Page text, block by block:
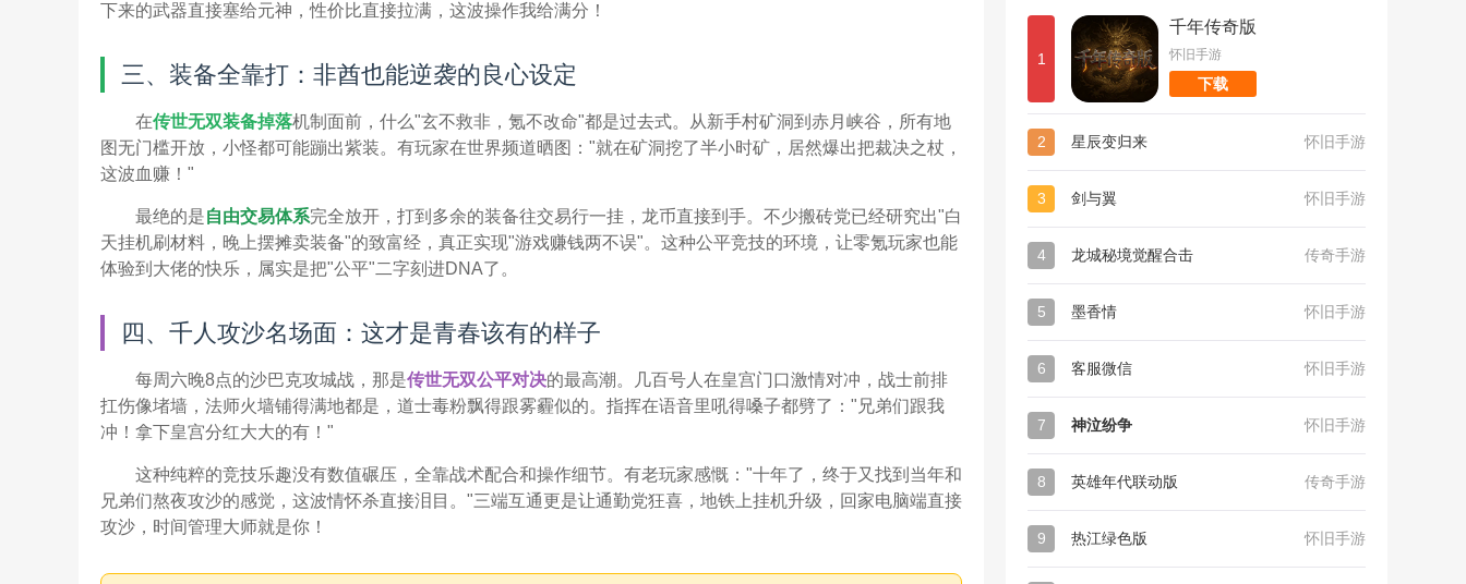
下来的武器直接塞给元神，性价比直接拉满，这波操作我给满分！
三、装备全靠打：非酋也能逆袭的良心设定
在传世无双装备掉落机制面前，什么"玄不救非，氪不改命"都是过去式。从新手村矿洞到赤月峡谷，所有地
图无门槛开放，小怪都可能蹦出紫装。有玩家在世界频道晒图："就在矿洞挖了半小时矿，居然爆出把裁决之杖，
这波血赚！"
最绝的是自由交易体系完全放开，打到多余的装备往交易行一挂，龙币直接到手。不少搬砖党已经研究出"白
天挂机刷材料，晚上摆摊卖装备"的致富经，真正实现"游戏赚钱两不误"。这种公平竞技的环境，让零氪玩家也能
体验到大佬的快乐，属实是把"公平"二字刻进DNA了。
四、千人攻沙名场面：这才是青春该有的样子
每周六晚8点的沙巴克攻城战，那是传世无双公平对决的最高潮。几百号人在皇宫门口激情对冲，战士前排
扛伤像堵墙，法师火墙铺得满地都是，道士毒粉飘得跟雾霾似的。指挥在语音里吼得嗓子都劈了："兄弟们跟我
冲！拿下皇宫分红大大的有！"
这种纯粹的竞技乐趣没有数值碾压，全靠战术配合和操作细节。有老玩家感慨："十年了，终于又找到当年和
兄弟们熬夜攻沙的感觉，这波情怀杀直接泪目。"三端互通更是让通勤党狂喜，地铁上挂机升级，回家电脑端直接
攻沙，时间管理大师就是你！
1
千年传奇版
怀旧手游
下载
2 星辰变归来 怀旧手游
3 剑与翼 怀旧手游
4 龙城秘境觉醒合击 传奇手游
5 墨香情 怀旧手游
6 客服微信 怀旧手游
7 神泣纷争 怀旧手游
8 英雄年代联动版 传奇手游
9 热江绿色版 怀旧手游